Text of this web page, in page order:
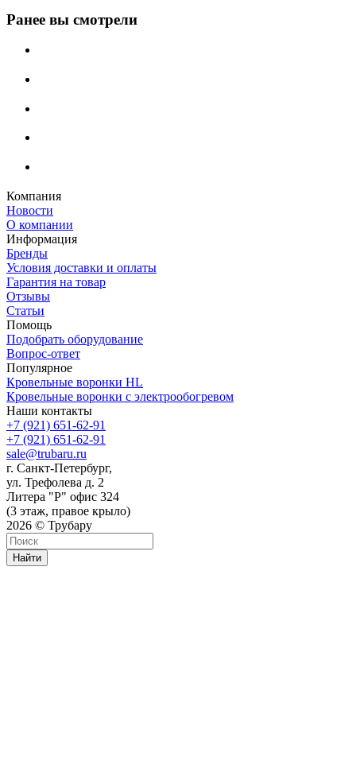
Ранее вы смотрели
Компания
Новости
О компании
Информация
Бренды
Условия доставки и оплаты
Гарантия на товар
Отзывы
Статьи
Помощь
Подобрать оборудование
Вопрос-ответ
Популярное
Кровельные воронки HL
Кровельные воронки с электрообогревом
Наши контакты
+7 (921) 651-62-91
+7 (921) 651-62-91
sale@trubaru.ru
г. Санкт-Петербург,
ул. Трефолева д. 2
Литера "Р" офис 324
(3 этаж, правое крыло)
2026 © Трубару
Найти